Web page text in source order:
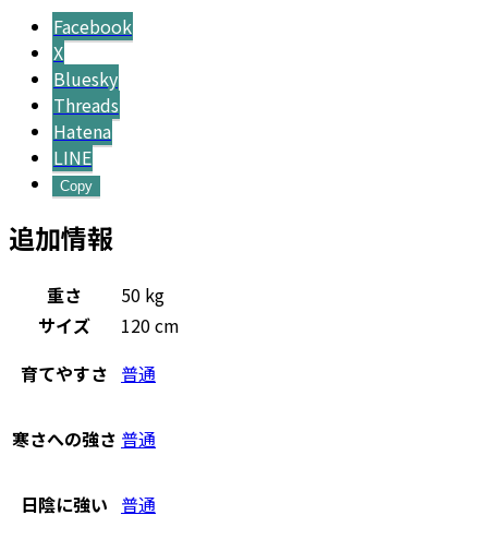
Facebook
X
Bluesky
Threads
Hatena
LINE
Copy
追加情報
重さ
50 kg
サイズ
120 cm
育てやすさ 普通
寒さへの強さ 普通
日陰に強い 普通